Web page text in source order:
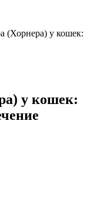
(Хорнера) у кошек:
у кошек: